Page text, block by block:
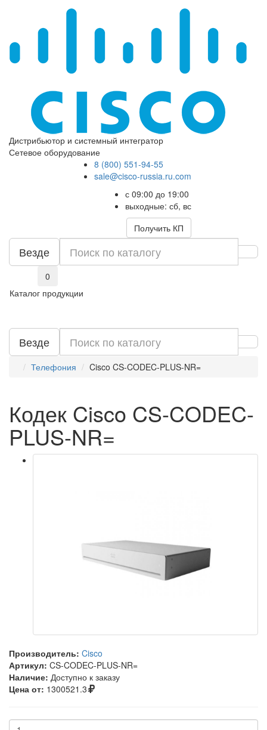
Дистрибьютор и системный интегратор
Сетевое оборудование
8 (800) 551-94-55
sale@cisco-russia.ru.com
с 09:00 до 19:00
выходные: сб, вс
Получить КП
Везде
0
Каталог продукции
Везде
Телефония Cisco CS-CODEC-PLUS-NR=
Кодек Cisco CS-CODEC-
PLUS-NR=
Производитель: Cisco
Артикул: CS-CODEC-PLUS-NR=
Наличие: Доступно к заказу
Цена от: 1300521.3